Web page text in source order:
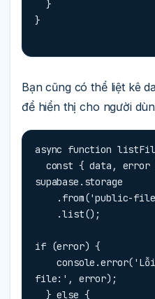
}
Bạn cũng có thể liệt kê
để hiển thị cho người
async function
supabase.storage
if (error) {
    console.error('Lỗi khi lấy danh sách
file:', error);